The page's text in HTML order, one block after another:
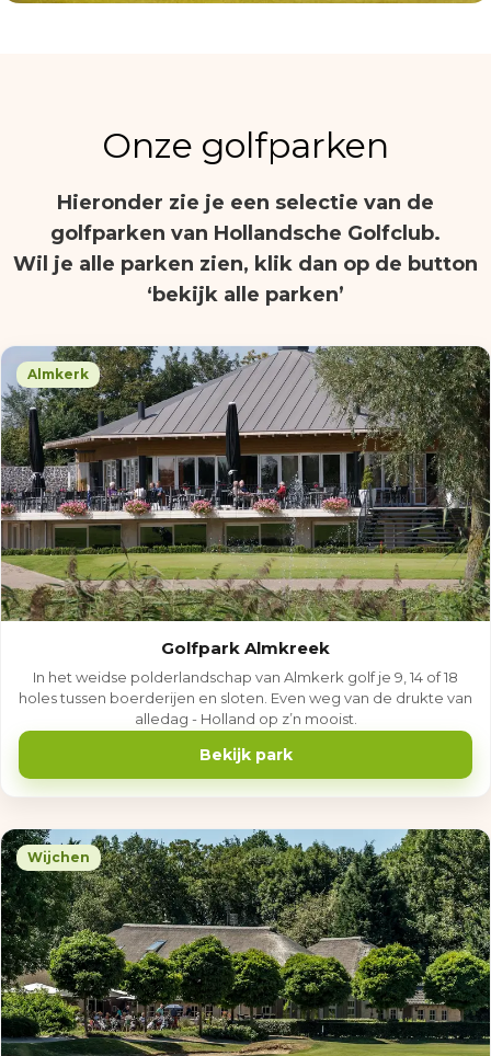
Onze golfparken
Hieronder zie je een selectie van de
golfparken van Hollandsche Golfclub.
Wil je alle parken zien, klik dan op de button
‘bekijk alle parken’
Almkerk
Golfpark Almkreek
In het weidse polderlandschap van Almkerk golf je 9, 14 of 18
holes tussen boerderijen en sloten. Even weg van de drukte van
alledag - Holland op z’n mooist.
Bekijk park
Wijchen